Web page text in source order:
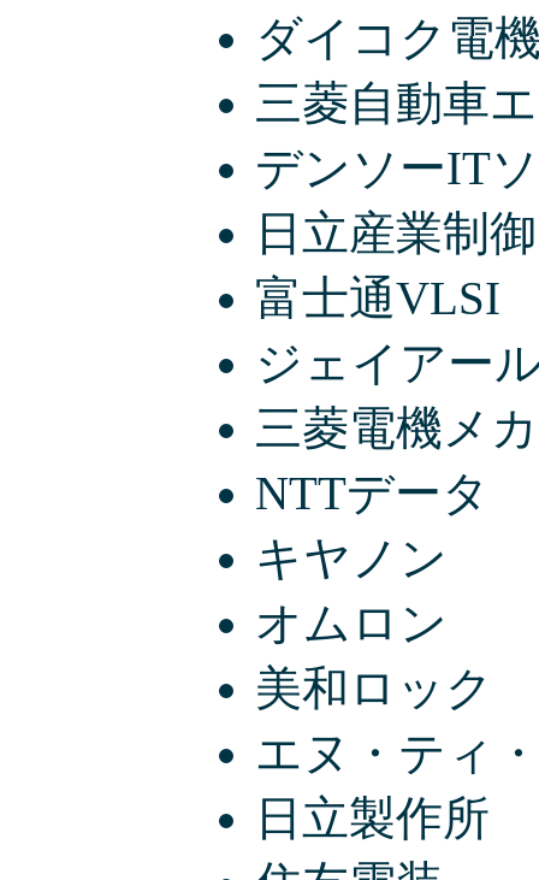
ダイコク電
三菱自動車
デンソーIT
日立産業制
富士通VLSI
ジェイアー
三菱電機メ
NTTデータ
キヤノン
オムロン
美和ロック
エヌ・ティ
日立製作所